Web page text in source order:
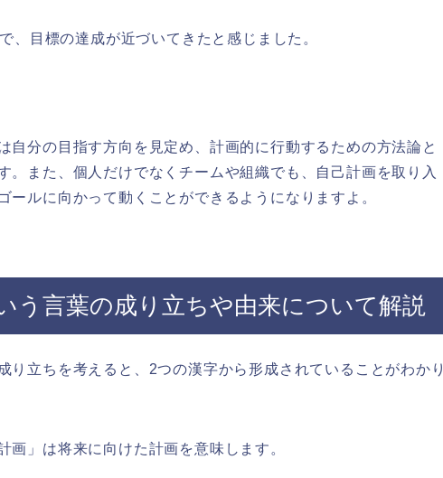
、目標の達成が近づいてきたと感じました。
自分の目指す方向を見定め、計画的に行動するための方法論と
。また、個人だけでなくチームや組織でも、自己計画を取り入
ールに向かって動くことができるようになりますよ。
う言葉の成り立ちや由来について解説
り立ちを考えると、2つの漢字から形成されていることがわかり
画」は将来に向けた計画を意味します。